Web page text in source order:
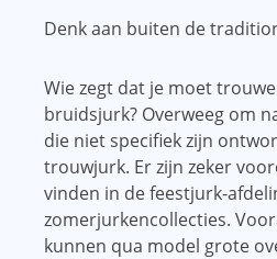
Denk aan buiten de
Wie zegt dat je moet
bruidsjurk? Overweeg om
die niet specifiek zijn
trouwjurk. Er zijn zeker
vinden in de feestjurk-
zomerjurkencollecties.
kunnen qua model grote